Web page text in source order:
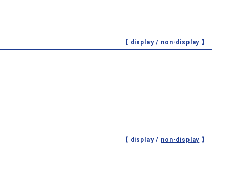
【 display / non-display 】
【 display / non-display 】